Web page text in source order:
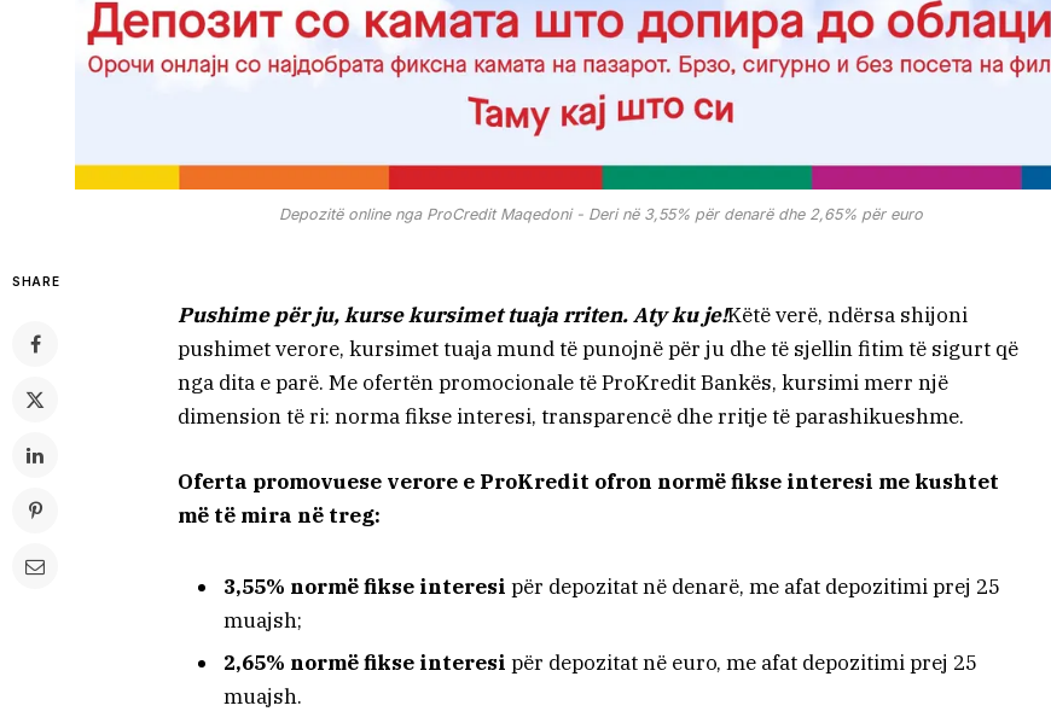
Depozitë online nga ProCredit Maqedoni - Deri në 3,55% për denarë dhe 2,65% për euro
SHARE
Pushime për ju, kurse kursimet tuaja rriten. Aty ku je!Këtë verë, ndërsa shijoni
pushimet verore, kursimet tuaja mund të punojnë për ju dhe të sjellin fitim të sigurt që
nga dita e parë. Me ofertën promocionale të ProKredit Bankës, kursimi merr një
dimension të ri: norma fikse interesi, transparencë dhe rritje të parashikueshme.
Oferta promovuese verore e ProKredit ofron normë fikse interesi me kushtet
më të mira në treg:
3,55% normë fikse interesi për depozitat në denarë, me afat depozitimi prej 25
muajsh;
2,65% normë fikse interesi për depozitat në euro, me afat depozitimi prej 25
muajsh.